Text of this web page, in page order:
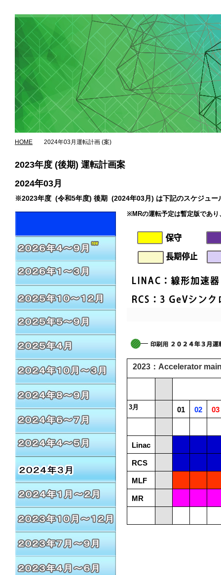
HOME 2024年03月運転計画 (案)
2023年度 (後期) 運転計画案
2024年03月
※2023年度 (令和5年度) 後期 (2024年03月) は下記のスケジュー
※MRの運転予定は暫定版であ
2023：Accelerator
3月 01 02 03
Linac
RCS
MLF
MR